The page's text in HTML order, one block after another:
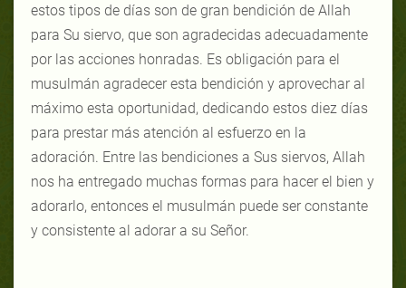
estos tipos de días son de gran bendición de Allah
para Su siervo, que son agradecidas adecuadamente
por las acciones honradas. Es obligación para el
musulmán agradecer esta bendición y aprovechar al
máximo esta oportunidad, dedicando estos diez días
para prestar más atención al esfuerzo en la
adoración. Entre las bendiciones a Sus siervos, Allah
nos ha entregado muchas formas para hacer el bien y
adorarlo, entonces el musulmán puede ser constante
y consistente al adorar a su Señor.